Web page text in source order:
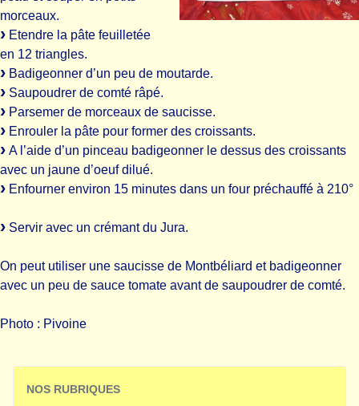
morceaux.
Etendre la pâte feuilletée
en 12 triangles.
Badigeonner d’un peu de moutarde.
Saupoudrer de comté râpé.
Parsemer de morceaux de saucisse.
Enrouler la pâte pour former des croissants.
A l’aide d’un pinceau badigeonner le dessus des croissants
avec un jaune d’oeuf dilué.
Enfourner environ 15 minutes dans un four préchauffé à 210°
Servir avec un crémant du Jura.
On peut utiliser une saucisse de Montbéliard et badigeonner
avec un peu de sauce tomate avant de saupoudrer de comté.
Photo : Pivoine
NOS RUBRIQUES